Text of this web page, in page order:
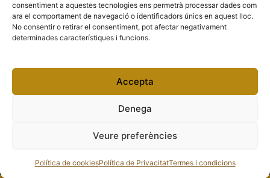
consentiment a aquestes tecnologies ens permetrà processar dades com
ara el comportament de navegació o identificadors únics en aquest lloc.
No consentir o retirar el consentiment, pot afectar negativament
determinades característiques i funcions.
Accepta
Denega
Veure preferències
Política de cookiesPolítica de PrivacitatTermes i condicions
Copyright 2012 – 2026 Fires Catalanes
Termes i condicions Política de Cookies